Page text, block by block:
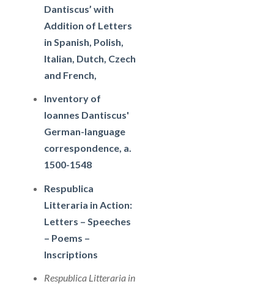
Dantiscus’ with
Addition of Letters
in Spanish, Polish,
Italian, Dutch, Czech
and French,
Inventory of
Ioannes Dantiscus'
German-language
correspondence, a.
1500-1548
Respublica
Litteraria in Action:
Letters – Speeches
– Poems –
Inscriptions
Respublica Litteraria in